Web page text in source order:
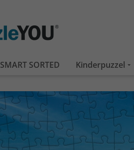
SMART SORTED Kinderpuzzel